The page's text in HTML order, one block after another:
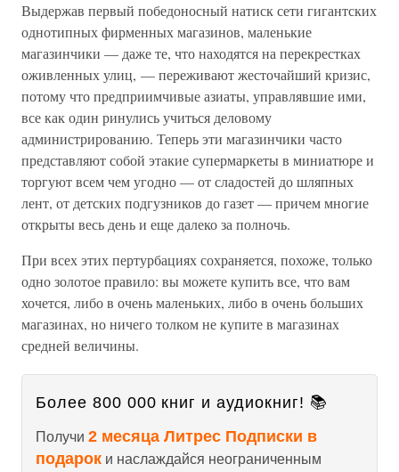
Выдержав первый победоносный натиск сети гигантских
однотипных фирменных магазинов, маленькие
магазинчики — даже те, что находятся на перекрестках
оживленных улиц, — переживают жесточайший кризис,
потому что предприимчивые азиаты, управлявшие ими,
все как один ринулись учиться деловому
администрированию. Теперь эти магазинчики часто
представляют собой этакие супермаркеты в миниатюре и
торгуют всем чем угодно — от сладостей до шляпных
лент, от детских подгузников до газет — причем многие
открыты весь день и еще далеко за полночь.
При всех этих пертурбациях сохраняется, похоже, только
одно золотое правило: вы можете купить все, что вам
хочется, либо в очень маленьких, либо в очень больших
магазинах, но ничего толком не купите в магазинах
средней величины.
Более 800 000 книг и аудиокниг! 📚
Получи 2 месяца Литрес Подписки в
подарок и наслаждайся неограниченным